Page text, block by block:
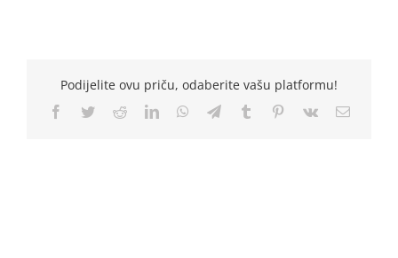
Podijelite ovu priču, odaberite vašu platformu!
Facebook
TwitterRedditLinkedInWhatsApp
TelegramTumblr Pinterest
Vk Email